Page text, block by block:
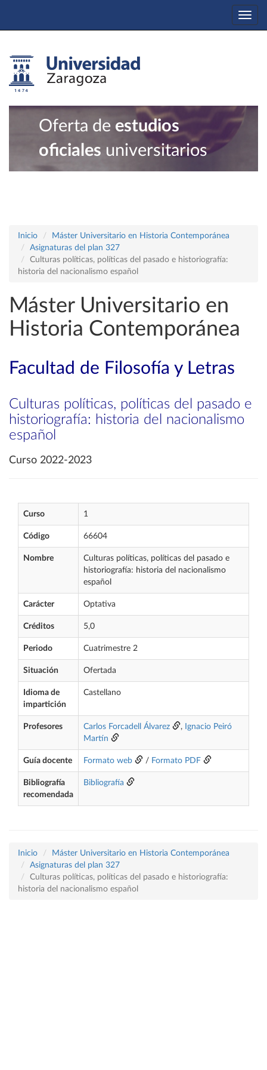
Oferta de estudios
oficiales universitarios
Inicio
Máster Universitario en Historia Contemporánea
Asignaturas del plan 327
Culturas políticas, políticas del pasado e historiografía:
historia del nacionalismo español
Máster Universitario en
Historia Contemporánea
Facultad de Filosofía y Letras
Culturas políticas, políticas del pasado e
historiografía: historia del nacionalismo
español
Curso 2022-2023
Curso 1
Código 66604
Nombre
Culturas políticas, políticas del pasado e
historiografía: historia del nacionalismo
español
Carácter Optativa
Créditos 5,0
Periodo Cuatrimestre 2
Situación Ofertada
Idioma de
impartición
Castellano
Profesores Carlos Forcadell Álvarez , Ignacio Peiró
Martín
Guía docente Formato web / Formato PDF
Bibliografía
recomendada
Bibliografía
Inicio
Máster Universitario en Historia Contemporánea
Asignaturas del plan 327
Culturas políticas, políticas del pasado e historiografía:
historia del nacionalismo español